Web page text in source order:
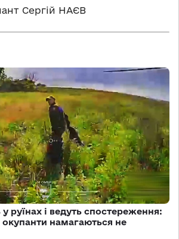
Сергій НАЄВ
руїнах і ведуть спостереження:
окупанти намагаються не